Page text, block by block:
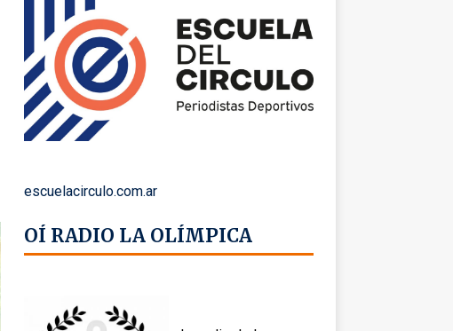
escuelacirculo.com.ar
OÍ RADIO LA OLÍMPICA